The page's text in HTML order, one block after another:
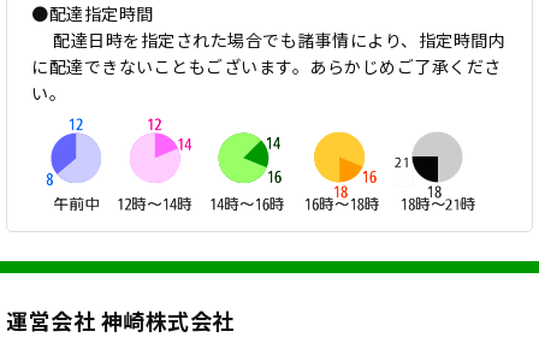
●配達指定時間
配達日時を指定された場合でも諸事情により、指定時間内
に配達できないこともございます。あらかじめご了承くださ
い。
運営会社 神崎株式会社